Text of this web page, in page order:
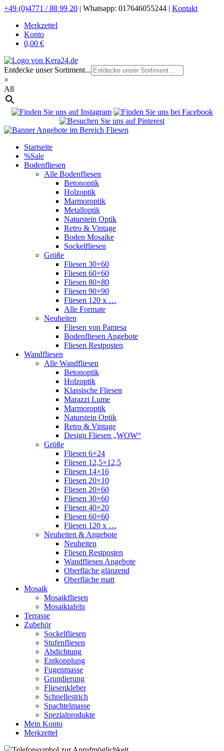
+49 (0)4771 / 88 99 20 | Whatsapp: 017646055244 | Kontakt
Merkzettel
Konto
0,00 €
Entdecke unser Sortiment...
×
All
Startseite
%Sale
Bodenfliesen
Alle Bodenfliesen
Betonoptik
Holzoptik
Marmoroptik
Metalloptik
Naturstein Optik
Retro & Vintage
Boden Mosaike
Sockelfliesen
Größe
Fliesen 30×60
Fliesen 60×60
Fliesen 80×80
Fliesen 90×90
Fliesen 120 x …
Alle Formate
Neuheiten
Fliesen von Pamesa
Bodenfliesen Angebote
Fliesen Restposten
Wandfliesen
Alle Wandfliesen
Betonoptik
Holzoptik
Klassische Fliesen
Marazzi Lume
Marmoroptik
Naturstein Optik
Retro & Vintage
Design Fliesen „WOW“
Größe
Fliesen 6×24
Fliesen 12,5×12,5
Fliesen 14×16
Fliesen 20×10
Fliesen 20×60
Fliesen 30×60
Fliesen 40×20
Fliesen 60×60
Fliesen 120 x …
Neuheiten & Angebote
Neuheiten
Fliesen Restposten
Wandfliesen Angebote
Oberfläche glänzend
Oberfläche matt
Mosaik
Mosaikfliesen
Mosaiktafeln
Terrasse
Zubehör
Sockelfliesen
Stufenfliesen
Abdichtung
Entkopplung
Fugenmasse
Grundierung
Fliesenkleber
Schnellestrich
Spachtelmasse
Spezialprodukte
Mein Konto
Merkzettel